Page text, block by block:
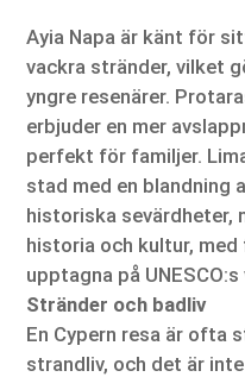
Ayia Napa är känt för
vackra stränder, vilket
yngre resenärer.
erbjuder en mer
perfekt för familjer.
stad med en blandning
historiska sevärdheter,
historia och kultur,
upptagna på
Stränder och badliv
En Cypern resa är ofta
strandliv, och det är